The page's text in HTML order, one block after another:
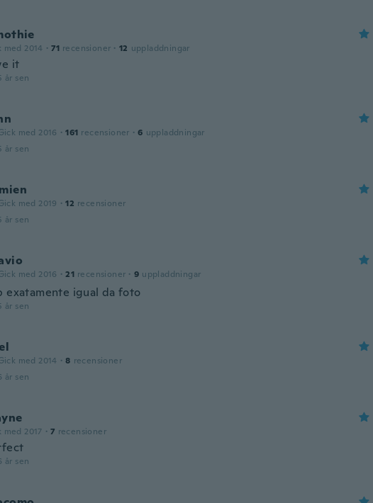
med 2014 · 71 recensioner · 12 uppladdningar
it
år sen
med 2016 · 161 recensioner · 6 uppladdningar
år sen
med 2019 · 12 recensioner
år sen
med 2016 · 21 recensioner · 9 uppladdningar
exatamente igual da foto
år sen
med 2014 · 8 recensioner
år sen
med 2017 · 7 recensioner
år sen